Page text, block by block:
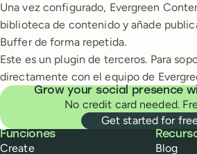
Una vez configurado, Evergreen
biblioteca de contenido y añade
Buffer de forma repetida.
Este es un plugin de terceros. Para
directamente con el equipo de
Grow your social presence
No credit card needed.
Get started for
Buffer
Funciones
Create
Blog